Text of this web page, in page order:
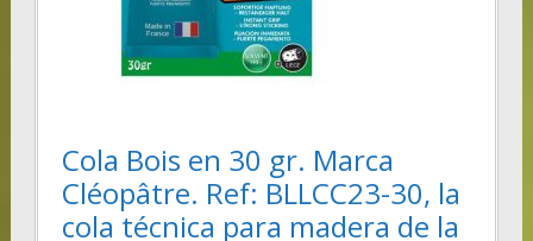
Cola Bois en 30 gr. Marca
Cléopâtre. Ref: BLLCC23-30, la
cola técnica para madera de la